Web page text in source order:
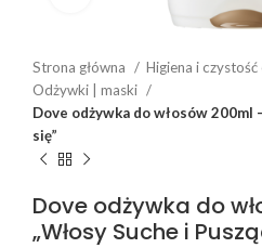
Strona główna Higiena i czystość
Odżywki | maski
Dove odżywka do włosów 200ml
się”
Dove odżywka do
„Włosy Suche i